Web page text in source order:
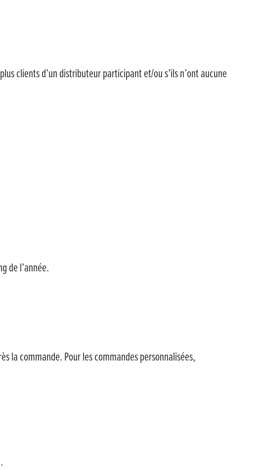
clients d’un distributeur participant et/ou s’ils n’ont aucune
de l’année.
la commande. Pour les commandes personnalisées,